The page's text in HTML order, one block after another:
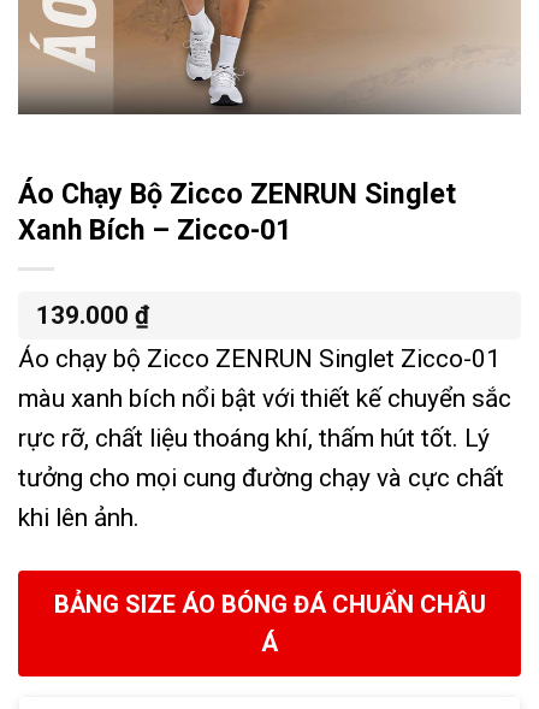
Áo Chạy Bộ Zicco ZENRUN Singlet
Xanh Bích – Zicco-01
139.000 ₫
Áo chạy bộ Zicco ZENRUN Singlet Zicco-01
màu xanh bích nổi bật với thiết kế chuyển sắc
rực rỡ, chất liệu thoáng khí, thấm hút tốt. Lý
tưởng cho mọi cung đường chạy và cực chất
khi lên ảnh.
BẢNG SIZE ÁO BÓNG ĐÁ CHUẨN CHÂU
Á